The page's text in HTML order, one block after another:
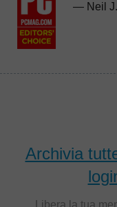
— Neil J.
Archivia
Libera la tua